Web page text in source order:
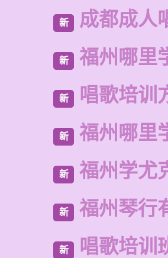
新 成都成人
新 福州哪里
新 唱歌培训
新 福州哪里
新 福州学尤
新 福州琴行
新 唱歌培训